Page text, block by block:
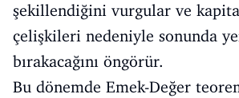
şekillendiğini vurgular ve
çelişkileri nedeniyle sonunda
bırakacağını öngörür.
Bu dönemde Emek-Değer